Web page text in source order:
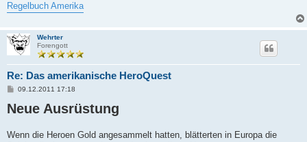
Regelbuch Amerika
Wehrter
Forengott
Re: Das amerikanische HeroQuest
B
i
t
g
09.12.2011 17:18
Neue Ausrüstung
Wenn die Heroen Gold angesammelt hatten, blätterten in Europa die